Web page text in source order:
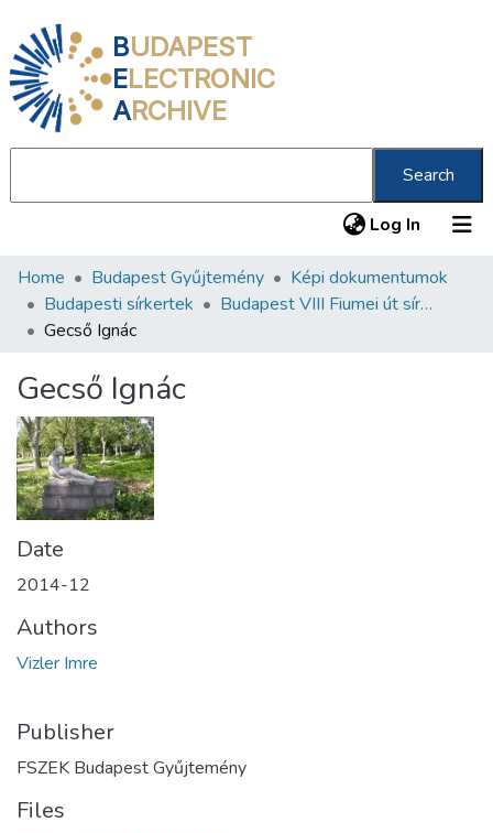
BUDAPEST
ELECTRONIC
ARCHIVE
Search
Log In (current)
Communities & Collections
All of DSpace
About us
Home Budapest Gyűjtemény
Képi dokumentumok
Budapesti sírkertek
Budapest VIII Fiumei út sírkert 1. rész
Gecső Ignác
Gecső Ignác
Date
2014-12
Authors
Vizler Imre
Publisher
FSZEK Budapest Gyűjtemény
Files